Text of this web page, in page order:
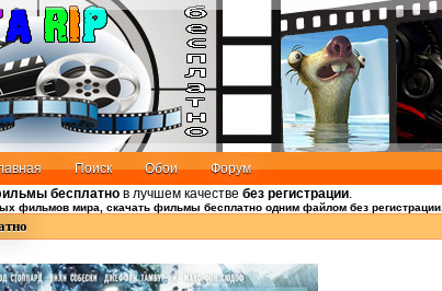
Поиск Обои Форум
бесплатнов лучшем качестве без регистрации.
фильмов мира, скачать фильмы бесплатно одним файлом без регистрации.